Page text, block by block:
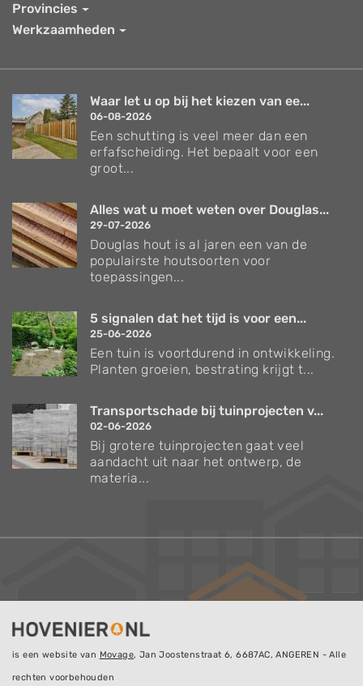
Provincies
Werkzaamheden
Waar let u op bij het kiezen van ee...
06-08-2026
Een schutting is veel meer dan een
erfafscheiding. Het bepaalt voor een
groot...
Alles wat u moet weten over Douglas...
29-07-2026
Douglas hout is al jaren een van de
populairste houtsoorten voor
toepassingen...
5 signalen dat het tijd is voor een...
25-06-2026
Een tuin is voortdurend in ontwikkeling.
Planten groeien, bestrating krijgt t...
Transportschade bij tuinprojecten v...
02-06-2026
Bij grotere tuinprojecten gaat veel
aandacht uit naar het ontwerp, de
materia...
is een website van Movage, Jan Joostenstraat 6, 6687AC, ANGEREN - Alle
rechten voorbehouden